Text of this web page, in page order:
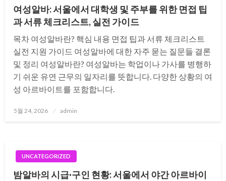
여성알바: 서울에서 대학생 및 주부를 위한 면접 팁
과 서류 체크리스트, 실전 가이드
목차 여성알바란? 핵심 내용 면접 팁과 서류 체크리스트
실전 지원 가이드 여성알바에 대한 자주 묻는 질문들 결론
및 정리 여성알바란? 여성알바는 학업이나 가사를 병행하
기 쉬운 유연 근무의 일자리를 뜻합니다. 다양한 상황의 여
성 아르바이트를 포함합니다.
Posted
5월 24, 2026 admin
UNCATEGORIZED
밤알바의 시급·구인 현황: 서울에서 야간 아르바이